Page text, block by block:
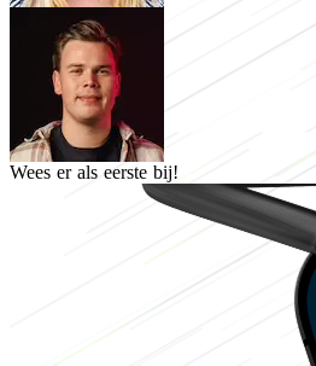
Wees er als eerste bij!